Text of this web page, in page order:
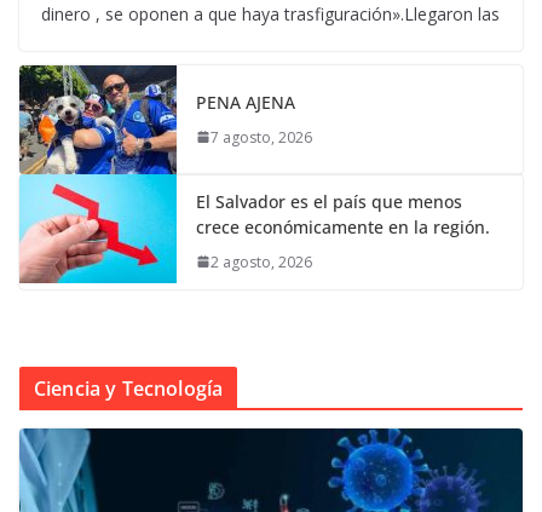
dinero , se oponen a que haya trasfiguración».Llegaron las
PENA AJENA
7 agosto, 2026
El Salvador es el país que menos
crece económicamente en la región.
2 agosto, 2026
Ciencia y Tecnología